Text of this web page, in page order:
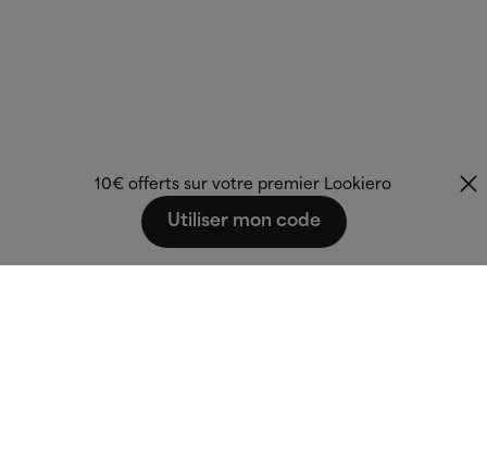
10€ offerts sur votre premier Lookiero
Utiliser mon code